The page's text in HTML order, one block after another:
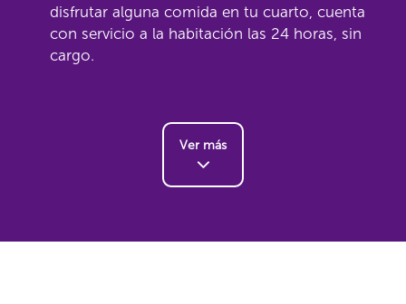
disfrutar alguna comida en tu cuarto, cuenta
con servicio a la habitación las 24 horas, sin
cargo.
Ver más